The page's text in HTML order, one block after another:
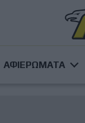
ΑΦΙΕΡΩΜΑΤΑ